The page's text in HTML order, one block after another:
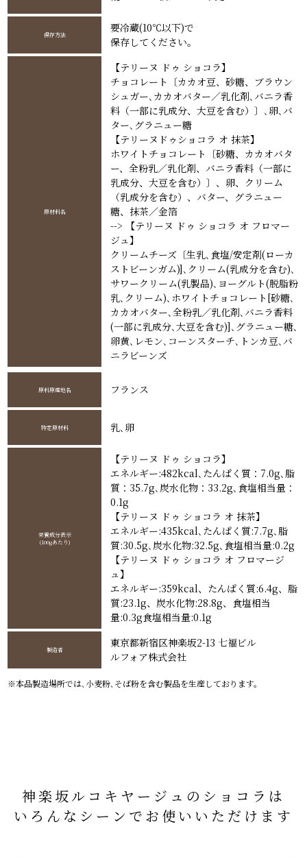
保存方法
要冷蔵(10℃以下)で
保存してください。
原材料名
【テリーヌ ドゥ ショコラ】
チョコレート〔カカオ豆、砂糖、ブラウン
シュガー､カカオバター／乳化剤､バニラ香
料（一部に乳成分、大豆を含む）〕､卵､バ
ター､グラニュー糖
【テリーヌドゥショコラ オ 抹茶】
ホワイトチョコレート〔砂糖、カカオバタ
ー、全粉乳／乳化剤、バニラ香料（一部に
乳成分、大豆を含む）〕、卵、クリーム
（乳成分を含む）、バター、グラニュー
糖、抹茶／金箔
--> 【テリーヌ ドゥ ショコラ オ フロマー
ジュ】
クリームチーズ〔生乳､食塩/安定剤(ローカ
ストビーンガム)]､クリーム(乳成分を含む)､
サワークリーム(乳製品)､ヨーグルト(脱脂粉
乳､クリーム)､ホワイトチョコレート[砂糖､
カカオバター､全粉乳／乳化剤､バニラ香料
(一部に乳成分､大豆を含む)]､グラニュー糖､
卵黄､レモン､コーンスターチ､トンカ豆､バ
ニラビーンズ
原料原産地名 フランス
特定原材料 乳､卵
栄養成分表示
(100gあたり)
【テリーヌ ドゥ ショコラ】
エネルギー:482kcal､たんぱく質：7.0g､脂
質：35.7g､炭水化物：33.2g､食塩相当量：
0.1g
【テリーヌ ドゥ ショコラ オ 抹茶】
エネルギー:435kcal､たんぱく質:7.7g､脂
質:30.5g､炭水化物:32.5g､食塩相当量:0.2g
【テリーヌ ドゥ ショコラ オ フロマージ
ュ】
エネルギー:359kcal、たんぱく質:6.4g、脂
質:23.1g、炭水化物:28.8g、食塩相当
量:0.3g食塩相当量:0.1g
製造者
東京都新宿区神楽坂2-13 七福ビル
ルフォア株式会社
※本品製造場所では､小麦粉､そば粉を含む製品を生産しております。
神楽坂ルコキヤージュの ショコラは
いろんなシーンで お使いいただけます